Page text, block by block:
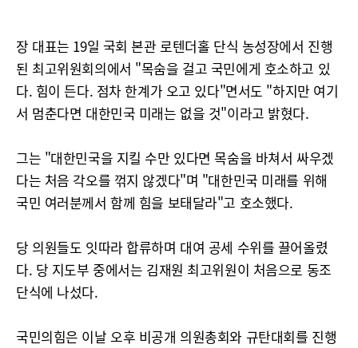
장 대표는 19일 국회 본관 로텐더홀 단식 농성장에서 진행
된 최고위원회의에서 "목숨을 걸고 국민에게 호소하고 있
다. 힘이 든다. 점차 한계가 오고 있다"면서도 "하지만 여기
서 멈춘다면 대한민국 미래는 없을 것"이라고 밝혔다.
그는 "대한민국을 지킬 수만 있다면 목숨을 바쳐서 싸우겠
다는 처음 각오를 꺾지 않겠다"며 "대한민국 미래를 위해
국민 여러분께서 함께 힘을 보태달라"고 호소했다.
당 의원들도 잇따라 합류하며 대여 공세 수위를 끌어올렸
다. 당 지도부 중에서는 김재원 최고위원이 처음으로 동조
단식에 나섰다.
국민의힘은 이날 오후 비공개 의원총회와 규탄대회를 진행